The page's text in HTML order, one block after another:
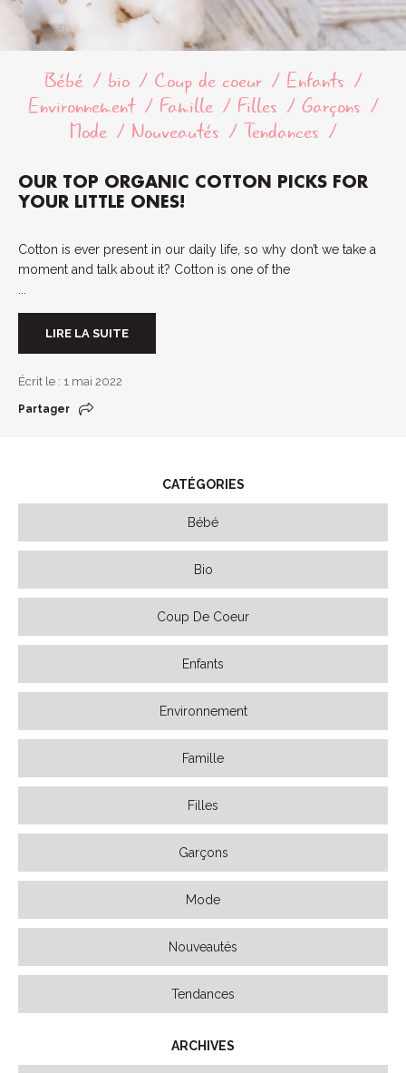
Bébé bio Coup de coeur
Enfants
Environnement
Famille Filles
Garçons
Mode
Nouveautés Tendances
OUR TOP ORGANIC COTTON PICKS FOR
YOUR LITTLE ONES!
Cotton is ever present in our daily life, so why don’t we take a
moment and talk about it? Cotton is one of the
LIRE LA SUITE
Écrit le : 1 mai 2022
Partager
CATÉGORIES
Bébé
Bio
Coup De Coeur
Enfants
Environnement
Famille
Filles
Garçons
Mode
Nouveautés
Tendances
ARCHIVES